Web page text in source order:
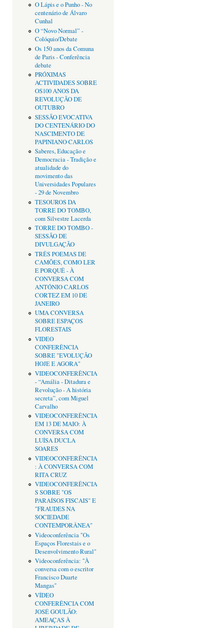
O Lápis e o Punho - No
centenário de Álvaro
Cunhal
O “Novo Normal” -
Colóquio/Debate
Os 150 anos da Comuna
de Paris - Conferência
debate
PRÓXIMAS
ACTIVIDADES SOBRE
OS100 ANOS DA
REVOLUÇÃO DE
OUTUBRO
SESSÃO EVOCATIVA
DO CENTENÁRIO DO
NASCIMENTO DE
PAPINIANO CARLOS
Saberes, Educação e
Democracia - Tradição e
atualidade do
movimento das
Universidades Populares
- 29 de Novembro
TESOUROS DA
TORRE DO TOMBO,
com Silvestre Lacerda
TORRE DO TOMBO -
SESSÃO DE
DIVULGAÇÃO
TRÊS POEMAS DE
CAMÕES, COMO LER
E PORQUÊ - À
CONVERSA COM
ANTÓNIO CARLOS
CORTEZ EM 10 DE
JANEIRO
UMA CONVERSA
SOBRE ESPAÇOS
FLORESTAIS
VIDEO
CONFERÊNCIA
SOBRE "EVOLUÇÃO
HOJE E AGORA"
VIDEOCONFERÊNCIA
- “Amália - Ditadura e
Revolução - A história
secreta”, com Miguel
Carvalho
VIDEOCONFERÊNCIA
EM 13 DE MAIO: À
CONVERSA COM
LUÍSA DUCLA
SOARES
VIDEOCONFERÊNCIA
: À CONVERSA COM
RITA CRUZ
VIDEOCONFERÊNCIA
S SOBRE "OS
PARAÍSOS FISCAIS" E
"FRAUDES NA
SOCIEDADE
CONTEMPORÂNEA"
Videoconferência "Os
Espaços Florestais e o
Desenvolvimento Rural"
Videoconferência: "À
conversa com o escritor
Francisco Duarte
Mangas"
VÍDEO
CONFERÊNCIA COM
JOSÉ GOULÃO:
AMEAÇAS À